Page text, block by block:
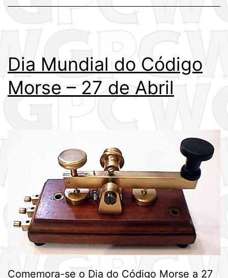
Dia Mundial do Código
Morse – 27 de Abril
Comemora-se o Dia do Código Morse a 27